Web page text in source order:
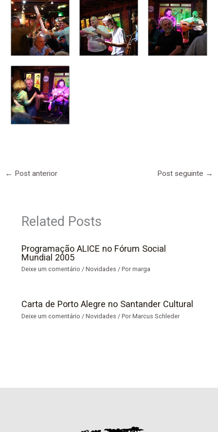
← Post anterior Post seguinte →
Related Posts
Programação ALICE no Fórum Social
Mundial 2005
Deixe um comentário /Novidades / Pormarga
Carta de Porto Alegre no Santander Cultural
Deixe um comentário /Novidades / PorMarcus Schleder